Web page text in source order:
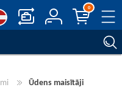
0
Ūdens maisītāji